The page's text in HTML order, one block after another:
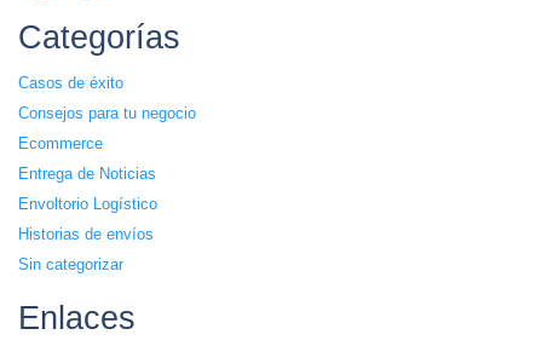
Categorías
Casos de éxito
Consejos para tu negocio
Ecommerce
Entrega de Noticias
Envoltorio Logístico
Historias de envíos
Sin categorizar
Enlaces